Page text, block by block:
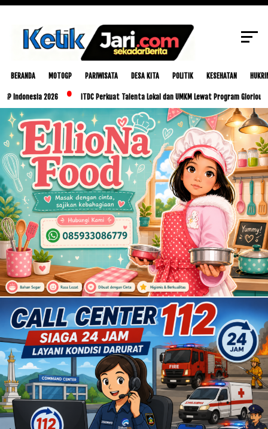
BERANDA MOTOGP PARIWISATA DESA KITA POLITIK KESEHATAN
2026 ITDC Perkuat Talenta Lokal dan UMKM Lewat Program Glorious Golo Mori